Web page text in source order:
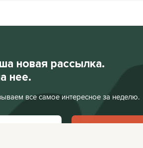
новая рассылка.
нее.
все самое интересное за неделю.
Подписаться